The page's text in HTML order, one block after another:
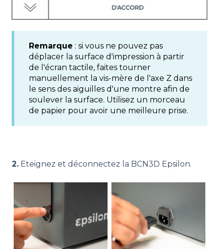
Remarque : si vous ne pouvez pas
déplacer la surface d'impression à partir
de l'écran tactile, faites tourner
manuellement la vis-mère de l'axe Z dans
le sens des aiguilles d'une montre afin de
soulever la surface. Utilisez un morceau
de papier pour avoir une meilleure prise.
2. Eteignez et déconnectez la BCN3D Epsilon.